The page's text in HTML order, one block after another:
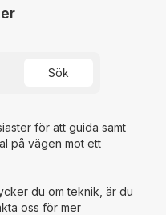
för att guida samt
på vägen mot ett
du om teknik, är du
oss för mer